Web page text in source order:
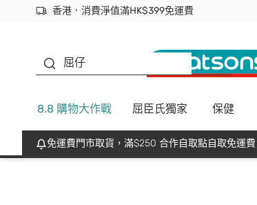
香港．消費淨值滿HK$399免運費
立即成為易賞錢會員盡享獨家優惠
首次APP下單買滿$450 輸入 NEWAPP 即減$50
屈仔
8.8 購物大作戰 屈臣氏獨家 保健
免運費門市取貨，滿$250 合作自取點自取免運